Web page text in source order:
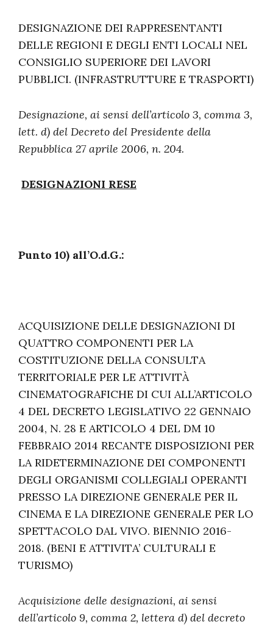
DESIGNAZIONE DEI RAPPRESENTANTI
DELLE REGIONI E DEGLI ENTI LOCALI NEL
CONSIGLIO SUPERIORE DEI LAVORI
PUBBLICI. (INFRASTRUTTURE E TRASPORTI)
Designazione, ai sensi dell’articolo 3, comma 3,
lett. d) del Decreto del Presidente della
Repubblica 27 aprile 2006, n. 204.
DESIGNAZIONI RESE
Punto 10) all’O.d.G.:
ACQUISIZIONE DELLE DESIGNAZIONI DI
QUATTRO COMPONENTI PER LA
COSTITUZIONE DELLA CONSULTA
TERRITORIALE PER LE ATTIVITÀ
CINEMATOGRAFICHE DI CUI ALL’ARTICOLO
4 DEL DECRETO LEGISLATIVO 22 GENNAIO
2004, N. 28 E ARTICOLO 4 DEL DM 10
FEBBRAIO 2014 RECANTE DISPOSIZIONI PER
LA RIDETERMINAZIONE DEI COMPONENTI
DEGLI ORGANISMI COLLEGIALI OPERANTI
PRESSO LA DIREZIONE GENERALE PER IL
CINEMA E LA DIREZIONE GENERALE PER LO
SPETTACOLO DAL VIVO. BIENNIO 2016-
2018. (BENI E ATTIVITA’ CULTURALI E
TURISMO)
Acquisizione delle designazioni, ai sensi
dell’articolo 9, comma 2, lettera d) del decreto